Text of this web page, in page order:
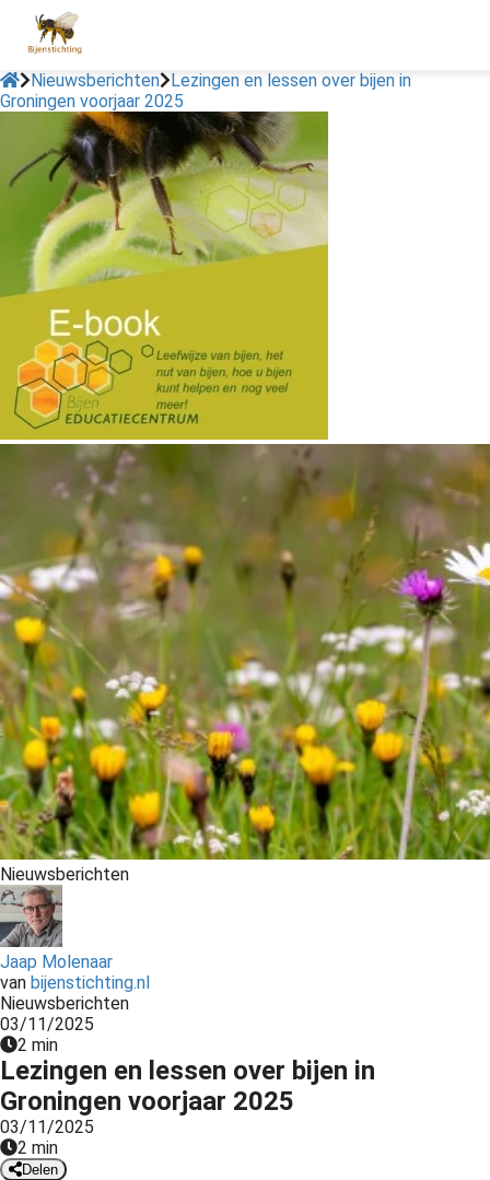
Nieuwsberichten
Lezingen en lessen over bijen in
Groningen voorjaar 2025
Nieuwsberichten
Jaap Molenaar
van bijenstichting.nl
Nieuwsberichten
03/11/2025
2 min
Lezingen en lessen over bijen in
Groningen voorjaar 2025
03/11/2025
2 min
Delen